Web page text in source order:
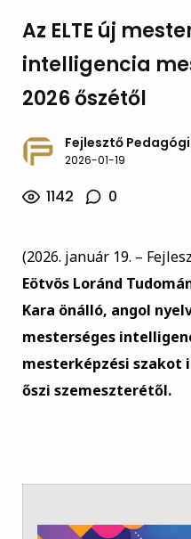
Az ELTE új
intelligencia
2026 őszétől
Fejlesztő
2026-01-19
1142 0
(2026. január 19. –
Eötvös Loránd
Kara önálló, angol
mesterséges
mesterképzési szakot
őszi szemeszterétől.